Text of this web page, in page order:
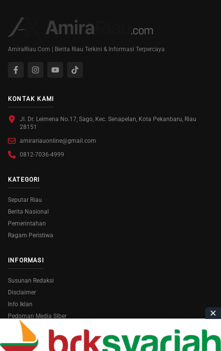
AmiraRiau.Com | Berita Riau Terkini & Informasi Terpercaya
KONTAK KAMI
Jl. Dr. Leimena No.17, Sago, Kec. Senapelan, Kota Pekanbaru, Riau
28151
amirariauonline@gmail.com
0812-7036-4999
KATEGORI
Seputar Riau
Berita Nasional
Pemerintahan
Ragam Peristiwa
INFORMASI
Susunan Redaksi
Disclaimer
Info Iklan
Pedoman Media Siber